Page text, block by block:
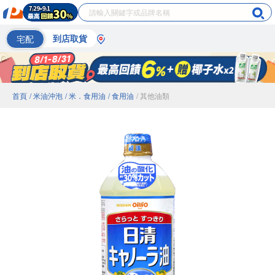
宅配 到店取貨
首頁 / 米油沖泡 / 米．食用油 / 食用油 / 其他油類